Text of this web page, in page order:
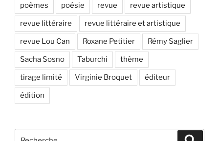
poèmes poésie revue revue artistique
revue littéraire revue littéraire et artistique
revue Lou Can Roxane Petitier Rémy Saglier
Sacha Sosno Taburchi thème
tirage limité Virginie Broquet éditeur
édition